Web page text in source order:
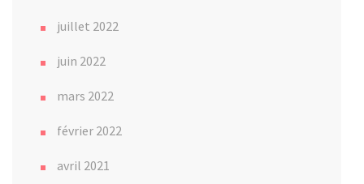
juillet 2022
juin 2022
mars 2022
février 2022
avril 2021